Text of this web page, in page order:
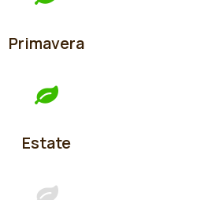
Primavera
Estate